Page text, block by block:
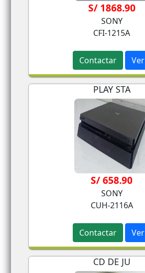
S/ 1868.90
SONY
CFI-1215A
Contactar Ver
PLAY STA
S/ 658.90
SONY
CUH-2116A
Contactar Ver
CD DE JU